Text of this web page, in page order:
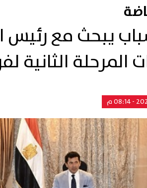
يبحث مع رئيس
المرحلة الثانية